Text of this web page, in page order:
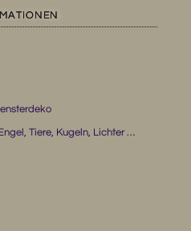
Tiere, Kugeln, Lichter …